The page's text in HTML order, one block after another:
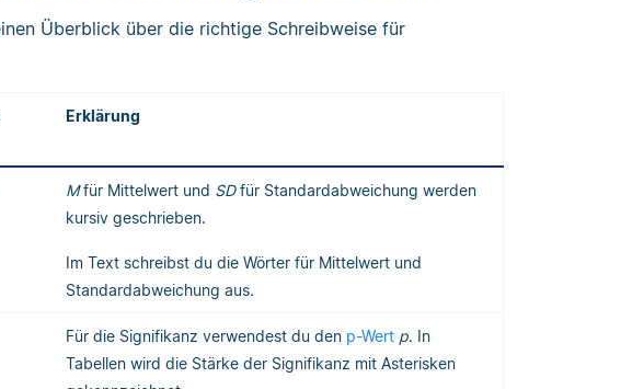
Überblick über die richtige Schreibweise für
Erklärung
Mfür Mittelwert und SDfür Standardabweichung werden
kursiv geschrieben.
Im Text schreibst du die Wörter für Mittelwert und
Standardabweichung aus.
Für die Signifikanz verwendest du den p-Wert p. In
Tabellen wird die Stärke der Signifikanz mit Asterisken